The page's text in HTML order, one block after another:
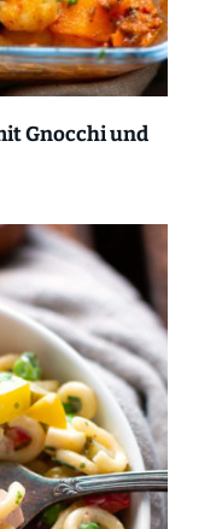
Gnocchi und